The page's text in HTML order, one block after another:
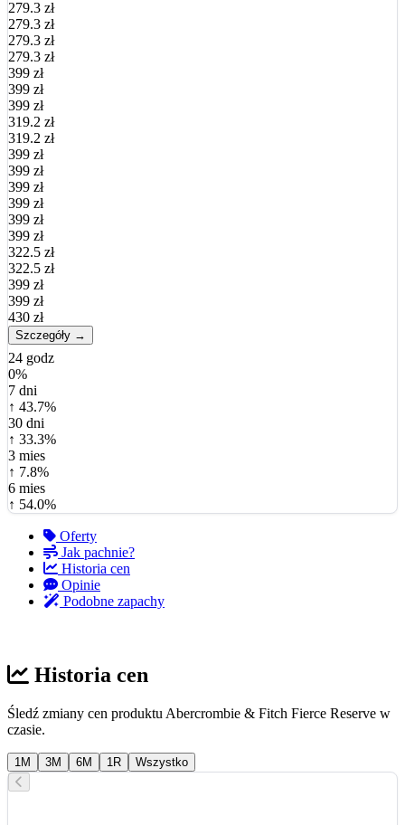
279.3 zł
279.3 zł
279.3 zł
279.3 zł
399 zł
399 zł
399 zł
319.2 zł
319.2 zł
399 zł
399 zł
399 zł
399 zł
399 zł
399 zł
322.5 zł
322.5 zł
399 zł
399 zł
430 zł
Szczegóły →
24 godz
0%
7 dni
↑ 43.7%
30 dni
↑ 33.3%
3 mies
↑ 7.8%
6 mies
↑ 54.0%
Oferty
Jak pachnie?
Historia cen
Opinie
Podobne zapachy
Historia cen
Śledź zmiany cen produktu Abercrombie & Fitch Fierce Reserve w
czasie.
1M 3M 6M 1R Wszystko